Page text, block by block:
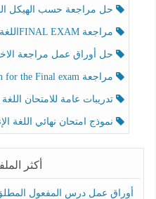
حل مراجعة حسب الهيكل الوزاري العلوم
مراجعة FINAL EXAMاللغة الإنجليزية الصف الخامس الفصل الثالث
حل أوراق عمل مراجعة الاختبار النهائي
مراجعة Preparation for the Final exam اللغة الإنجليزية الصف الرابع الفصل الثالث
تدريبات عامة للامتحان اللغة
نموذج امتحان نهائي اللغة
أكثر
أوراق عمل درس المفعول